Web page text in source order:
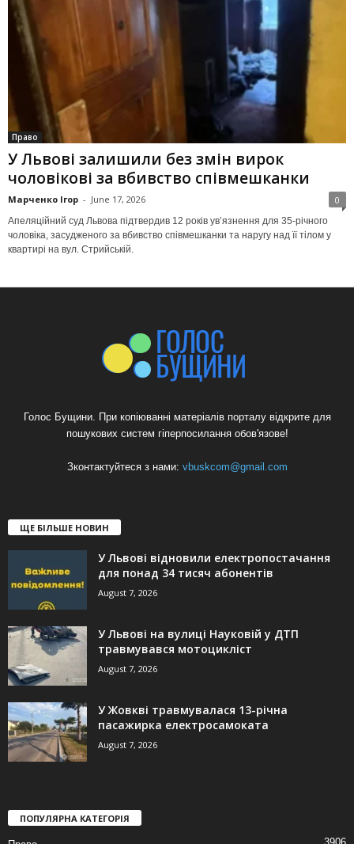
Право
У Львові залишили без змін вирок
чоловікові за вбивство співмешканки
Марченко Ігор - June 17, 2026 0
Апеляційний суд Львова підтвердив 12 років ув’язнення для 35-річного
чоловіка, засудженого за вбивство співмешканки та наругу над її тілом у
квартирі на вул. Стрийській.
Голос Бущини. При копіюванні матеріалів порталу відкрите для
пошукових систем гіперпосилання обов'язове!
Зконтактуйтеся з нами: vbuskcom@gmail.com
ЩЕ БІЛЬШЕ НОВИН
У Львові відновили електропостачання
для понад 34 тисяч абонентів
August 7, 2026
У Львові на вулиці Науковій у ДТП
травмувався мотоцикліст
August 7, 2026
У Жовкві травмувалася 13-річна
пасажирка електросамоката
August 7, 2026
ПОПУЛЯРНА КАТЕГОРІЯ